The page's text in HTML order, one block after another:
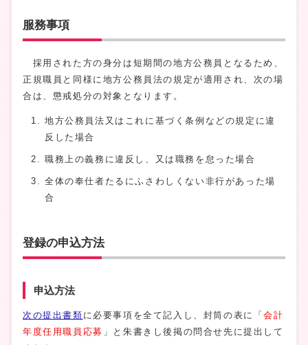
服務事項
採用された方の身分は短期間の地方公務員となるため、
正規職員と同様に地方公務員法の規定が適用され、次の場
合は、懲戒処分の対象となります。
地方公務員法又はこれに基づく条例などの規定に違
反した場合
職務上の義務に違反し、又は職務を怠った場合
全体の奉仕者たるにふさわしくない非行があった場
合
登録の申込方法
申込方法
次の提出書類 に必要事項を全て記入し、封筒の表に「会計
年度任用職員応募 」と朱書きし後掲の問合せ先に提出して